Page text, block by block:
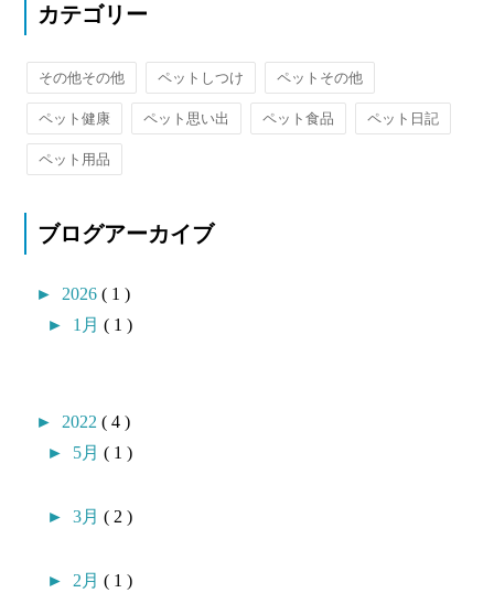
カテゴリー
その他その他 ペットしつけ ペットその他
ペット健康 ペット思い出 ペット食品 ペット日記
ペット用品
ブログアーカイブ
► 2026( 1 )
► 1月( 1 )
► 2022( 4 )
► 5月( 1 )
►3月( 2 )
► 2月( 1 )